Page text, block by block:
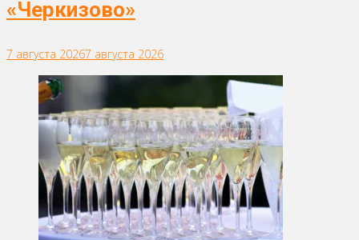
«Черкизово»
7 августа 20267 августа 2026